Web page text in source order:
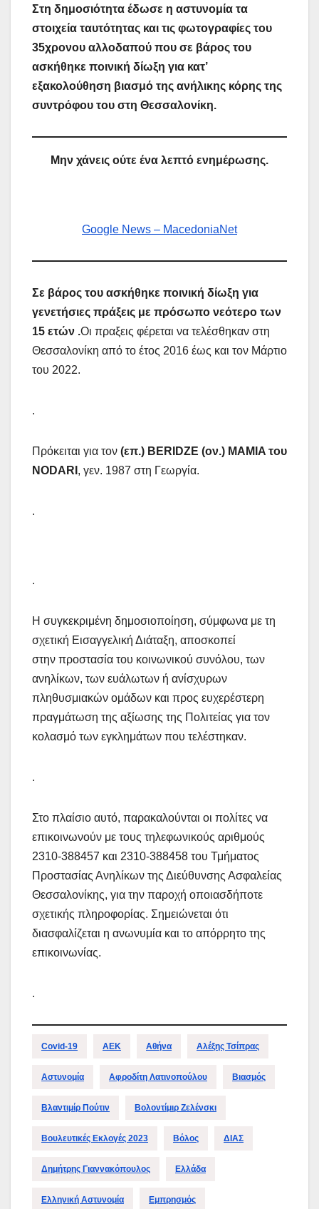
Στη δημοσιότητα έδωσε η αστυνομία τα
στοιχεία ταυτότητας και τις φωτογραφίες του
35χρονου αλλοδαπού που σε βάρος του
ασκήθηκε ποινική δίωξη για κατ’
εξακολούθηση βιασμό της ανήλικης κόρης της
συντρόφου του στη Θεσσαλονίκη.
Μην χάνεις ούτε ένα λεπτό ενημέρωσης.
Google News – MacedoniaNet
Σε βάρος του ασκήθηκε ποινική δίωξη για
γενετήσιες πράξεις με πρόσωπο νεότερο των
15 ετών .Οι πραξεις φέρεται να τελέσθηκαν στη
Θεσσαλονίκη από το έτος 2016 έως και τον Μάρτιο
του 2022.
.
Πρόκειται για τον (επ.) BERIDZE (ον.) MAMIA του
NODARI , γεν. 1987 στη Γεωργία.
.
.
Η συγκεκριμένη δημοσιοποίηση, σύμφωνα με τη
σχετική Εισαγγελική Διάταξη, αποσκοπεί
στην προστασία του κοινωνικού συνόλου, των
ανηλίκων, των ευάλωτων ή ανίσχυρων
πληθυσμιακών ομάδων και προς ευχερέστερη
πραγμάτωση της αξίωσης της Πολιτείας για τον
κολασμό των εγκλημάτων που τελέστηκαν.
.
Στο πλαίσιο αυτό, παρακαλούνται οι πολίτες να
επικοινωνούν με τους τηλεφωνικούς αριθμούς
2310-388457 και 2310-388458 του Τμήματος
Προστασίας Ανηλίκων της Διεύθυνσης Ασφαλείας
Θεσσαλονίκης, για την παροχή οποιασδήποτε
σχετικής πληροφορίας. Σημειώνεται ότι
διασφαλίζεται η ανωνυμία και το απόρρητο της
επικοινωνίας.
.
Covid-19 ΑΕΚ Αθήνα Αλέξης Τσίπρας
Αστυνομία Αφροδίτη Λατινοπούλου Βιασμός
Βλαντιμίρ Πούτιν Βολοντίμιρ Ζελένσκι
Βουλευτικές Εκλογές 2023 Βόλος ΔΙΑΣ
Δημήτρης Γιαννακόπουλος Ελλάδα
Ελληνική Αστυνομία Εμπρησμός